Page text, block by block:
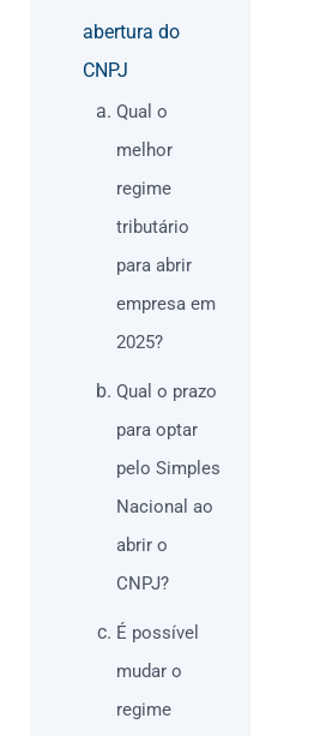
abertura do
CNPJ
Qual o
melhor
regime
tributário
para abrir
empresa em
2025?
Qual o prazo
para optar
pelo Simples
Nacional ao
abrir o
CNPJ?
É possível
mudar o
regime